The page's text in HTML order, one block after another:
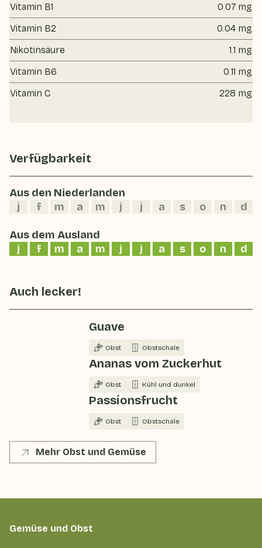
Vitamin B1
0.07 mg
Vitamin B2
0.04 mg
Nikotinsäure
1.1 mg
Vitamin B6
0.11 mg
Vitamin C
228 mg
Verfügbarkeit
Aus den Niederlanden
j
f m a m j j a s o n d
Aus dem Ausland
j
f m a m j j a s o n d
Auch lecker!
Guave
Obst Obstschale
Ananas vom Zuckerhut
Obst Kühl und dunkel
Passionsfrucht
Obst Obstschale
Mehr Obst und Gemüse
Gemüse und Obst